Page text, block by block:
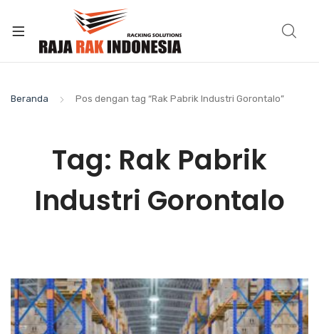
Beranda Pos dengan tag “Rak Pabrik Industri Gorontalo”
Tag: Rak Pabrik
Industri Gorontalo